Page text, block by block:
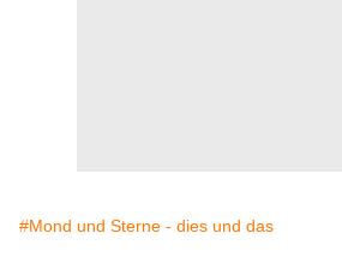
#Mond und Sterne - dies und das